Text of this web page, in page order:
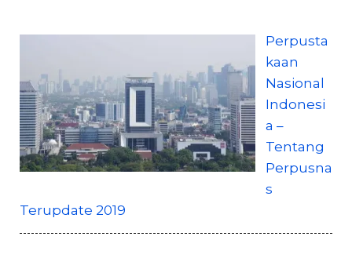
Perpusta
kaan
Nasional
Indonesi
a –
Tentang
Perpusna
s
Terupdate 2019